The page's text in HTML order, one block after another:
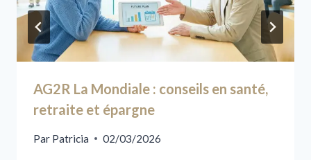
AG2R La Mondiale : conseils en santé,
retraite et épargne
Par Patricia 02/03/2026